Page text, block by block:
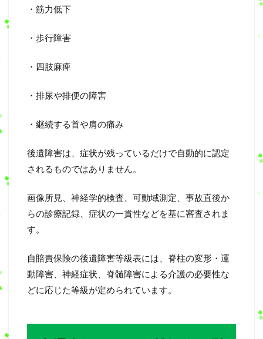
・筋力低下
・歩行障害
・四肢麻痺
・排尿や排便の障害
・継続する首や肩の痛み
後遺障害は、症状が残っているだけで自動的に認定
されるものではありません。
画像所見、神経学的検査、可動域測定、事故直後か
らの診療記録、症状の一貫性などを基に審査されま
す。
自賠責保険の後遺障害等級表には、脊柱の変形・運
動障害、神経症状、脊髄障害による介護の必要性な
どに応じた等級が定められています。